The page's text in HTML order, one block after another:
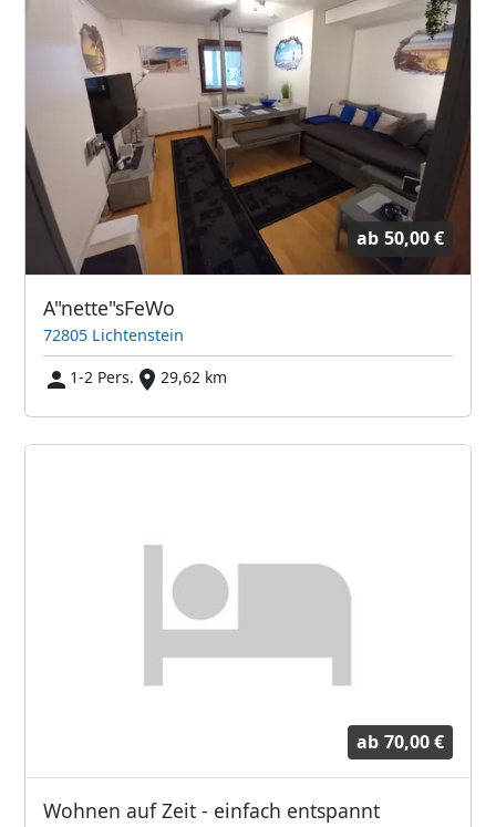
ab 50,00 €
A"nette"sFeWo
72805 Lichtenstein
1-2 Pers.
29,62 km
ab 70,00 €
Wohnen auf Zeit - einfach entspannt